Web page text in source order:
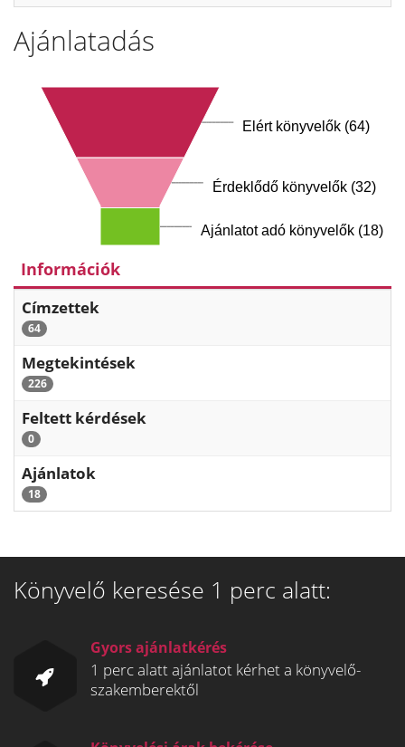
Ajánlatadás
Elért könyvelők (64)
Érdeklődő könyvelők (32)
Ajánlatot adó könyvelők (18)
Információk
Címzettek
64
Megtekintések
226
Feltett kérdések
0
Ajánlatok
18
Könyvelő keresése 1 perc alatt:
Gyors ajánlatkérés
1 perc alatt ajánlatot kérhet a könyvelő-
szakemberektől